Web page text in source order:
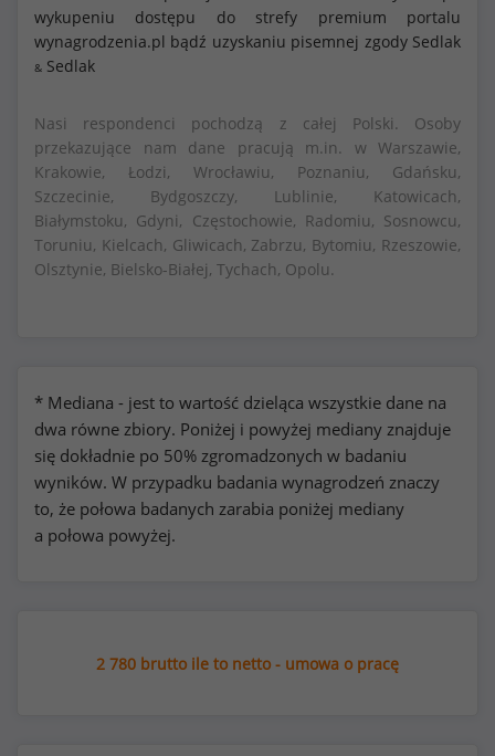
wykupeniu dostępu do strefy premium portalu
wynagrodzenia.pl bądź uzyskaniu pisemnej zgody Sedlak
& Sedlak
Nasi respondenci pochodzą z całej Polski. Osoby
przekazujące nam dane pracują m.in. w Warszawie,
Krakowie, Łodzi, Wrocławiu, Poznaniu, Gdańsku,
Szczecinie, Bydgoszczy, Lublinie, Katowicach,
Białymstoku, Gdyni, Częstochowie, Radomiu, Sosnowcu,
Toruniu, Kielcach, Gliwicach, Zabrzu, Bytomiu, Rzeszowie,
Olsztynie, Bielsko-Białej, Tychach, Opolu.
* Mediana - jest to wartość dzieląca wszystkie dane na
dwa równe zbiory. Poniżej i powyżej mediany znajduje
się dokładnie po 50% zgromadzonych w badaniu
wyników. W przypadku badania wynagrodzeń znaczy
to, że połowa badanych zarabia poniżej mediany
a połowa powyżej.
2 780 brutto ile to netto - umowa o pracę